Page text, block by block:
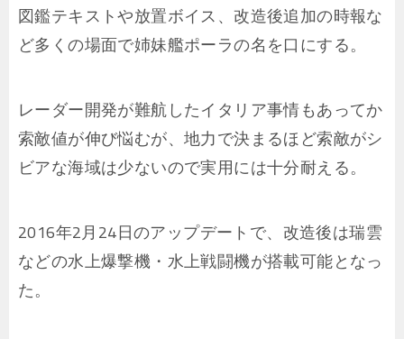
図鑑テキストや放置ボイス、改造後追加の時報な
ど多くの場面で姉妹艦ポーラの名を口にする。
レーダー開発が難航したイタリア事情もあってか
索敵値が伸び悩むが、地力で決まるほど索敵がシ
ビアな海域は少ないので実用には十分耐える。
2016年2月24日のアップデートで、改造後は瑞雲
などの水上爆撃機・水上戦闘機が搭載可能となっ
た。